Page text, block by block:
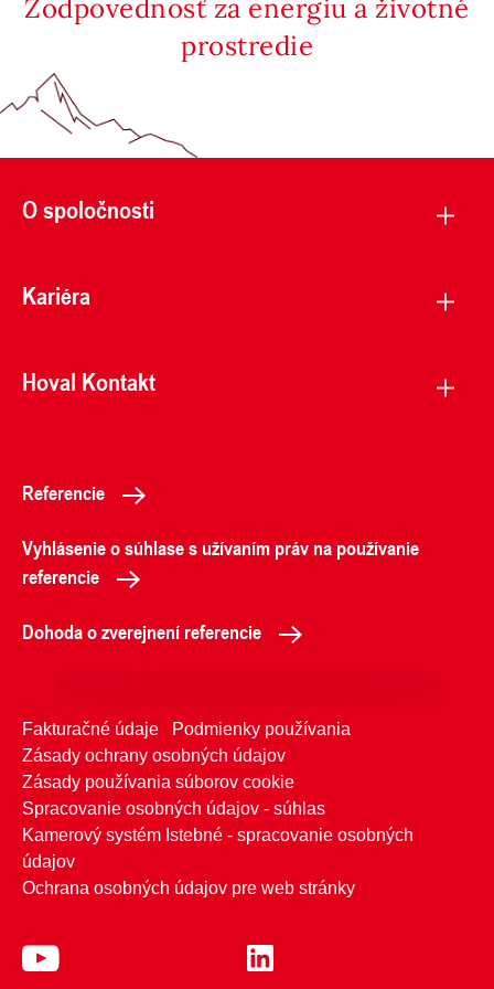
Zodpovednosť za energiu a životné
prostredie
O spoločnosti
Kariéra
Hoval Kontakt
Referencie
Vyhlásenie o súhlase s užívaním práv na používanie
referencie
Dohoda o zverejnení referencie
Fakturačné údaje
Podmienky používania
Zásady ochrany osobných údajov
Zásady používania súborov cookie
Spracovanie osobných údajov - súhlas
Kamerový systém Istebné - spracovanie osobných
údajov
Ochrana osobných údajov pre web stránky